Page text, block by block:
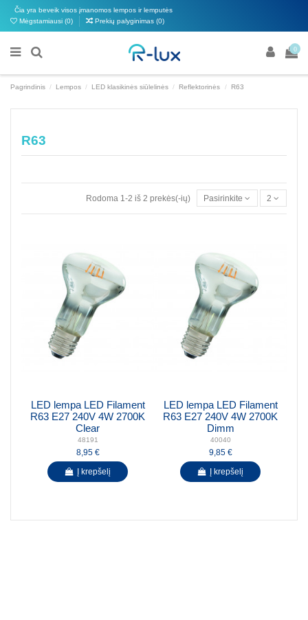
Čia yra beveik visos įmanomos lempos ir lemputės
Mėgstamiausi (0) Prekių palyginimas (0)
0
Pagrindinis Lempos LED klasikinės siūlelinės Reflektorinės R63
R63
Rodoma 1-2 iš 2 prekės(-ių) Pasirinkite 2
LED lempa LED Filament
R63 E27 240V 4W 2700K
Clear
48191
8,95 €
Į krepšelį
LED lempa LED Filament
R63 E27 240V 4W 2700K
Dimm
40040
9,85 €
Į krepšelį